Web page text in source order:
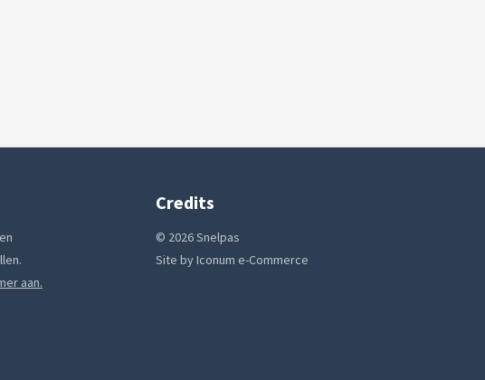
aan.
Credits
© 2026 Snelpas
Site byIconum e-Commerce